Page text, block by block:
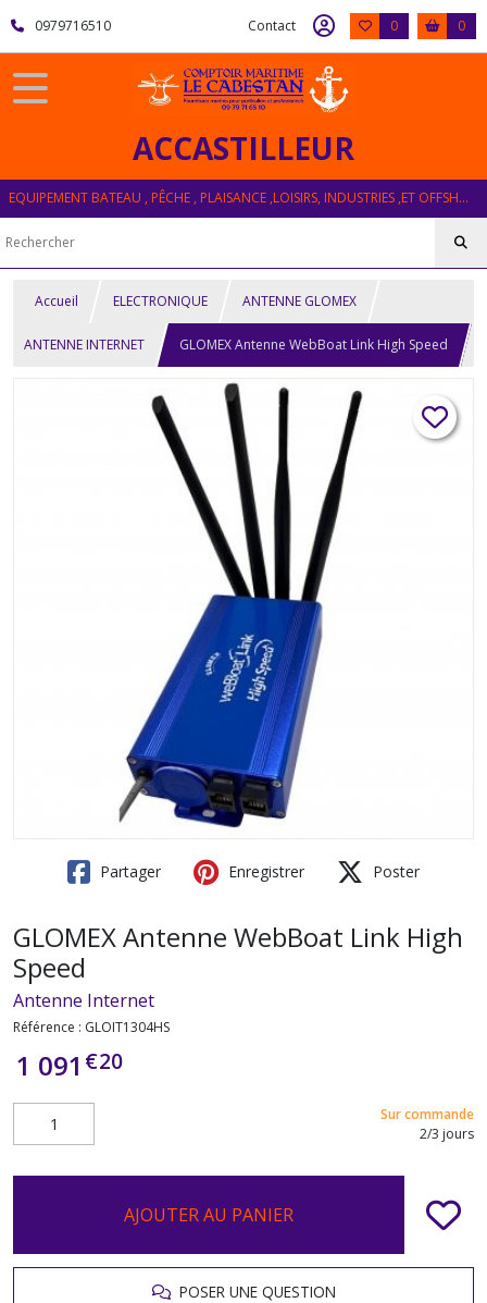
0979716510 Contact 0 0
ACCASTILLEUR
EQUIPEMENT BATEAU , PÊCHE , PLAISANCE ,LOISIRS, INDUSTRIES ,ET OFFSHORE
Accueil ELECTRONIQUE ANTENNE GLOMEX
ANTENNE INTERNET GLOMEX Antenne WebBoat Link High Speed
Partager Enregistrer Poster
GLOMEX Antenne WebBoat Link High
Speed
Antenne Internet
Référence : GLOIT1304HS
1 091 €20
Sur commande
2/3 jours
AJOUTER AU PANIER
POSER UNE QUESTION